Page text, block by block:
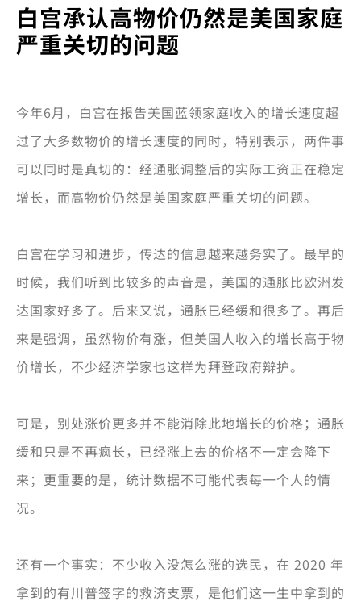
白宫承认高物价仍然是美国家庭
严重关切的问题
今年6月，白宫在报告美国蓝领家庭收入的增长速度超
过了大多数物价的增长速度的同时，特别表示，两件事
可以同时是真切的：经通胀调整后的实际工资正在稳定
增长，而高物价仍然是美国家庭严重关切的问题。
白宫在学习和进步，传达的信息越来越务实了。最早的
时候，我们听到比较多的声音是，美国的通胀比欧洲发
达国家好多了。后来又说，通胀已经缓和很多了。再后
来是强调，虽然物价有涨，但美国人收入的增长高于物
价增长，不少经济学家也这样为拜登政府辩护。
可是，别处涨价更多并不能消除此地增长的价格；通胀
缓和只是不再疯长，已经涨上去的价格不一定会降下
来；更重要的是，统计数据不可能代表每一个人的情
况。
还有一个事实：不少收入没怎么涨的选民，在 2020 年
拿到的有川普签字的救济支票，是他们这一生中拿到的